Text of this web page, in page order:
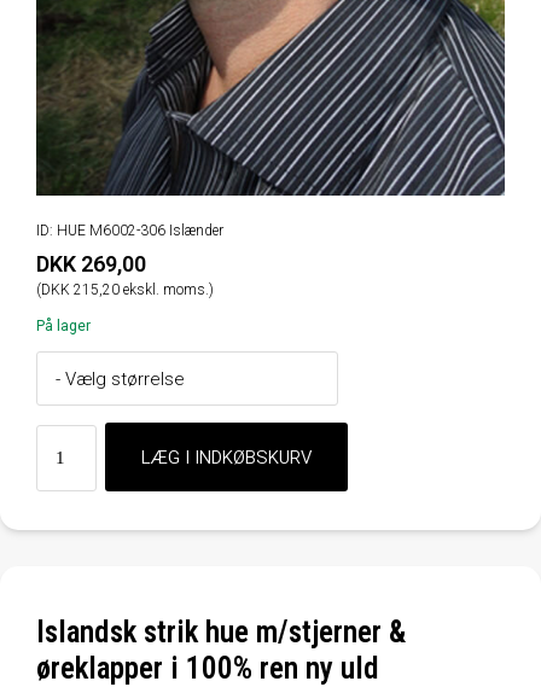
ID: HUE M6002-306 Islænder
DKK 269,00
(DKK 215,20 ekskl. moms.)
På lager
Islandsk strik hue m/stjerner &
øreklapper i 100% ren ny uld